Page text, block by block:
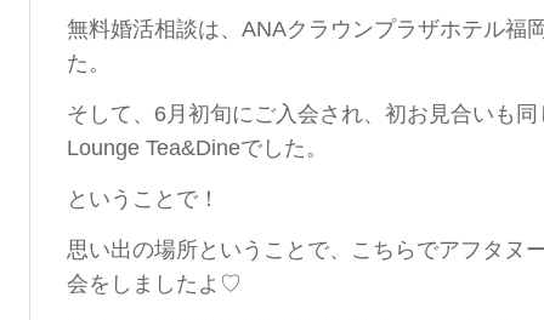
無料婚活相談は、ANAクラウンプラザホテル福
た。
そして、6月初旬にご入会され、初お見合いも同
Lounge Tea&Dineでした。
ということで！
思い出の場所ということで、こちらでアフタヌ
会をしましたよ♡